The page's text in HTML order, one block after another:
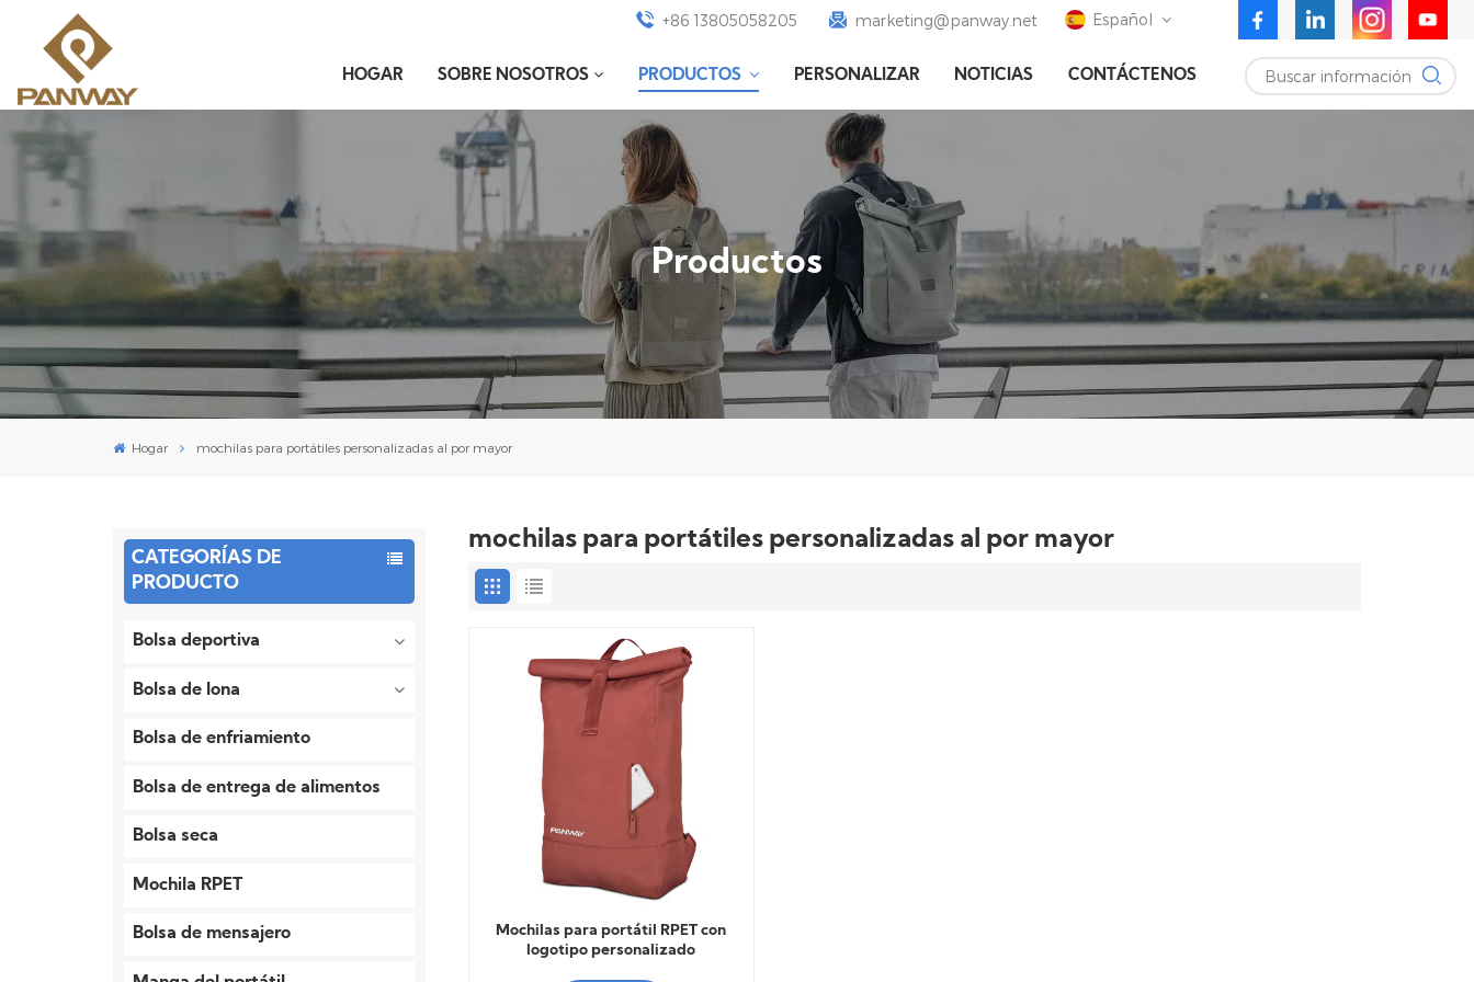
+86 13805058205 marketing@panway.net Español
English
Español
HOGAR SOBRE NOSOTROS PRODUCTOS PERSONALIZAR NOTICIAS CONTÁCTENOS Buscar información
Productos
Hogar mochilas para portátiles personalizadas al por mayor
CATEGORÍAS DE
PRODUCTO
Bolsa deportiva
Bolsa de lona
Bolsa de enfriamiento
Bolsa de entrega de alimentos
Bolsa seca
Mochila RPET
Bolsa de mensajero
mochilas para portátiles personalizadas al por mayor
Mochilas para portátil RPET con
logotipo personalizado